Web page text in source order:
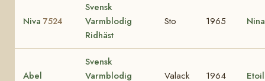
Niva 7524
Svensk
Varmblodig
Ridhäst
Sto 1965
Abel
Svensk
Varmblodig
Valack 1964